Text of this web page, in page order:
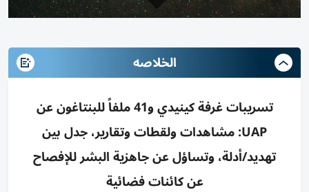
الخلاصه
تسريبات غرفة كينيدي و41 ملفاً للبنتاغون عن
UAP: مشاهدات ولقطات وتقارير، جدل بين
تهديد/أدلة، وتساؤل عن جاهزية البشر للإفصاح
عن كائنات فضائية